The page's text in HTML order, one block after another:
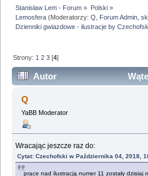
Stanisław Lem - Forum » Polski»
Lemosfera (Moderatorzy:Q Forum Admin ,
Dzienniki gwiazdowe - ilustracje by
Strony: 1 2 3 [4]
Autor
- ilustracje by Czechofski
Q
YaBB Moderator
Wracając jeszcze raz do:
Cytat: Czechofski w Października 04, 2018,
prace nad ilustracją numer 11 zostały dzisiaj